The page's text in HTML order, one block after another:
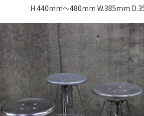
H.440mm～480mm W.385mm